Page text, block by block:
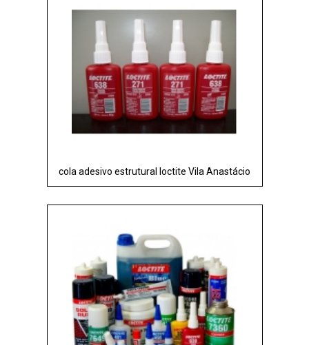
cola adesivo estrutural loctite Vila Anastácio